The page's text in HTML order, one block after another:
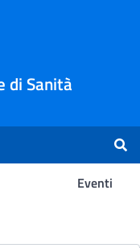
di Sanità
Eventi
-